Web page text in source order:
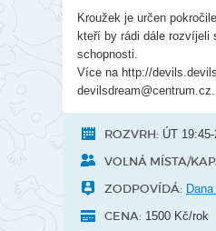
Kroužek je určen
kteří by rádi dále rozvíjeli
schopnosti.
Více na http://
devilsdream@centrum.cz.
ROZVRH: ÚT
VOLNÁ MÍSTA/
ZODPOVÍDÁ:
CENA: 1500 Kč/rok